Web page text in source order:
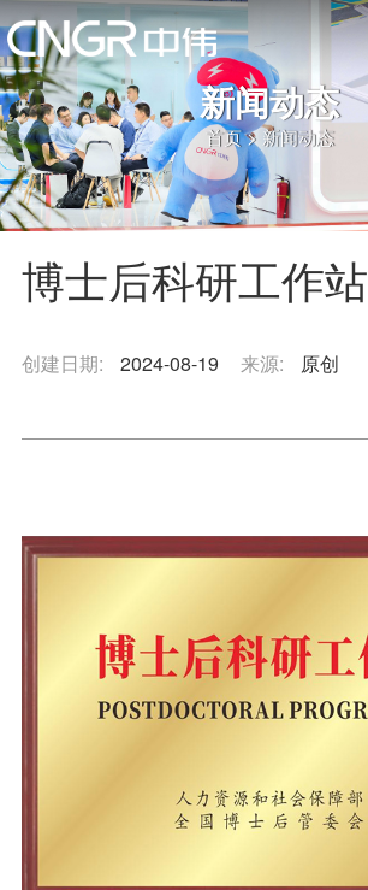
新闻动态
首页>新闻动态
博士后科研工作站
创建日期: 2024-08-19 来源: 原创